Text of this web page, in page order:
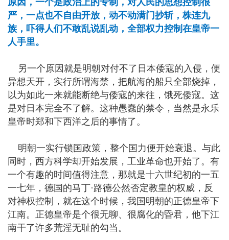
原因，一个是政治上的专制，对人民的思想控制很
严，一点也不自由开放，动不动满门抄斩，株连九
族，吓得人们不敢乱说乱动，全部权力控制在皇帝一
人手里。
另一个原因就是明朝对付不了日本倭寇的入侵，便
异想天开，实行所谓海禁，把航海的船只全部烧掉，
以为如此一来就能断绝与倭寇的来往，饿死倭寇。这
是对日本完全不了解。这种愚蠢的禁令，当然是永乐
皇帝时郑和下西洋之后的事情了。
明朝一实行锁国政策，整个国力便开始衰退。与此
同时，西方科学却开始发展，工业革命也开始了。有
一个有趣的时间值得注意，那就是十六世纪初的一五
一七年，德国的马丁·路德公然否定教皇的权威，反
对神权控制，就在这个时候，我国明朝的正德皇帝下
江南。正德皇帝是个很无聊、很腐化的昏君，他下江
南干了许多荒淫无耻的勾当。